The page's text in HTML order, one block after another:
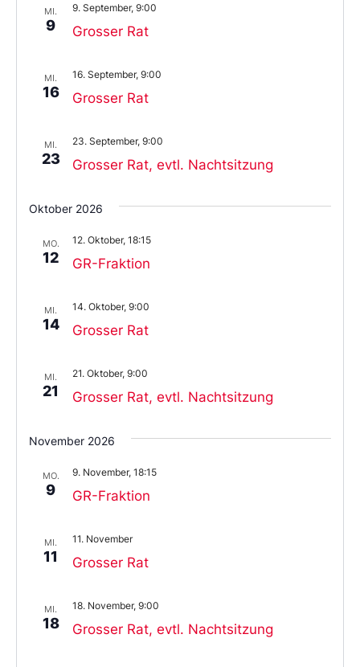
MI.
9 Grosser Rat
9. September, 9:00
MI.
16 Grosser Rat
16. September, 9:00
MI.
23 Grosser Rat, evtl. Nachtsitzung
23. September, 9:00
Oktober 2026
MO.
12 GR-Fraktion
12. Oktober, 18:15
MI.
14 Grosser Rat
14. Oktober, 9:00
MI.
21 Grosser Rat, evtl. Nachtsitzung
21. Oktober, 9:00
November 2026
MO.
9 GR-Fraktion
9. November, 18:15
MI.
11 Grosser Rat
11. November
MI.
18 Grosser Rat, evtl. Nachtsitzung
18. November, 9:00